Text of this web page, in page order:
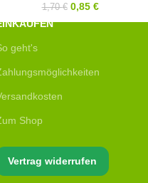
1,70€ 0,85 €
geht's
Shop
Vertrag widerrufen